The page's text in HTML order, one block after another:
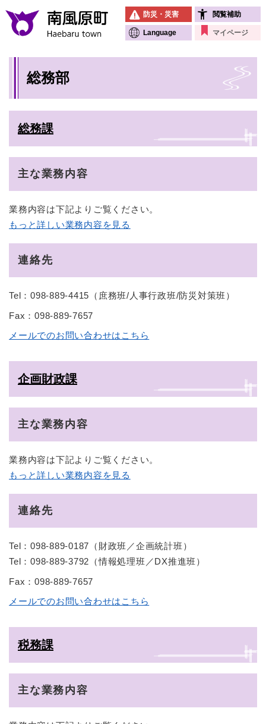
メニューを飛ばして本文へ
防災・災害 閲覧補助
Language マイページ
総務部
総務課
主な業務内容
業務内容は下記よりご覧ください。
もっと詳しい業務内容を見る
連絡先
Tel：098-889-4415 （ 庶務班/人事行政班/防災対策班 ）
Fax：098-889-7657
メールでのお問い合わせはこちら
企画財政課
主な業務内容
業務内容は下記よりご覧ください。
もっと詳しい業務内容を見る
連絡先
Tel：098-889-0187 （ 財政班／企画統計班 ）
Tel：098-889-3792 （情報処理班／DX推進班 ）
Fax：098-889-7657
メールでのお問い合わせはこちら
税務課
主な業務内容